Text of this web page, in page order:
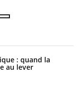
: quand la
au lever